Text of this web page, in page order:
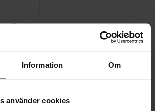
Information Om
använder cookies
Bord